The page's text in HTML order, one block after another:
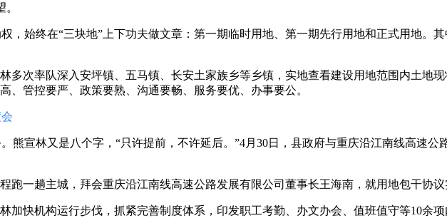
，始终在“三块地”上下功夫做文章：第一期临时用地、第一期先行用地和正式用地。
多次率队深入安坪镇、五马镇、长安土家族乡等乡镇，实地查看建设用地范围内土地
、管控要严、政策要熟、沟通要畅、服务要优、办事要公。
熊宣林又是八个字，“只许提前，不许延后。”4月30日，县政府与重庆沿江南线高速
跑一趟主城，拜会重庆沿江南线高速公路发展有限公司董事长王海南，就用地包干协议
加快机构运行步伐，抓紧完善制度体系，印发职工考勤、办文办会、值班值守等10余